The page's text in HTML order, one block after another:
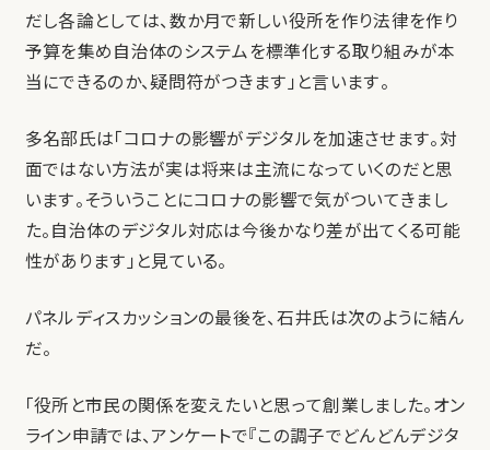
だし各論としては、数か月で新しい役所を作り法律を作り
予算を集め自治体のシステムを標準化する取り組みが本
当にできるのか、疑問符がつきます」と言います。
多名部氏は「コロナの影響がデジタルを加速させます。対
面ではない方法が実は将来は主流になっていくのだと思
います。そういうことにコロナの影響で気がついてきまし
た。自治体のデジタル対応は今後かなり差が出てくる可能
性があります」と見ている。
パネルディスカッションの最後を、石井氏は次のように結ん
だ。
「役所と市民の関係を変えたいと思って創業しました。オン
ライン申請では、アンケートで『この調子でどんどんデジタ